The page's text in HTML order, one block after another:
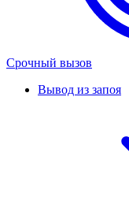
Срочный вызов
Вывод из запоя